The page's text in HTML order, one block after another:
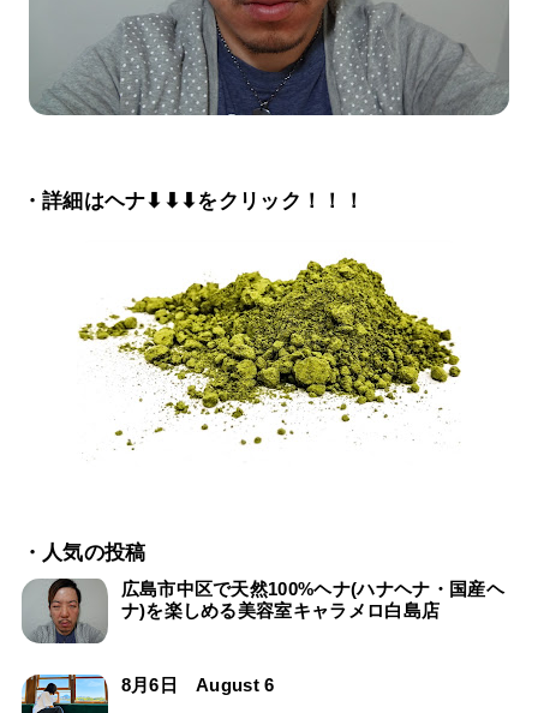
・詳細はヘナ⬇⬇⬇をクリック！！！
・人気の投稿
広島市中区で天然100%ヘナ(ハナヘナ・国産ヘ
ナ)を楽しめる美容室キャラメロ白島店
8月6日 August 6